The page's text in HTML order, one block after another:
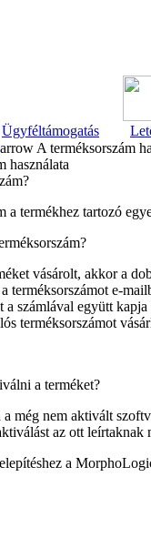
Ügyféltámogatás
A terméksorszám
használata
a termékhez tartozó
vásárolt, akkor a
a terméksorszámot e-
a számlával együtt
terméksorszámot
a terméket?
még nem aktivált
az ott leírtaknak
a